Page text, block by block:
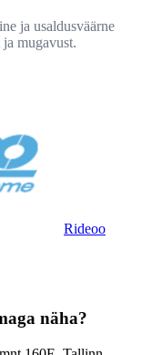
ja usaldusväärne
mugavust.
Rideoo
näha?